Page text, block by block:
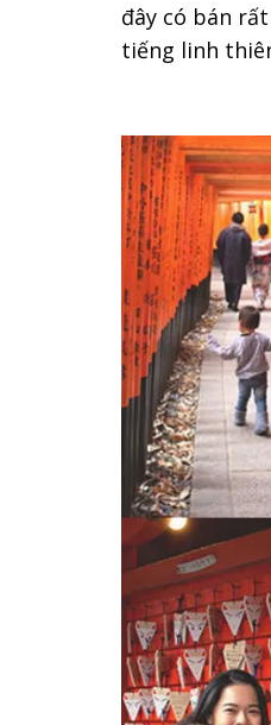
đây có bán
tiếng linh